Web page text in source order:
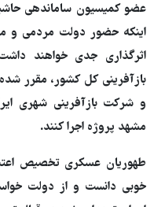
عضو کمیسیون ساماندهی
اینکه حضور دولت مردمی و
اثرگذاری جدی خواهند
مشهد پروژه اجرا کنند.
خوبی دانست و از دولت